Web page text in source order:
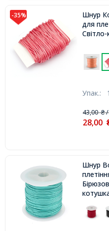
-35%
Шнур
для
Упак.:
43,00₴/
28,00
Шнур